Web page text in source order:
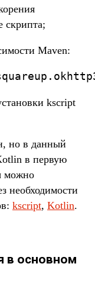
скрипта;
Maven:
kscript
но в данный
в первую
можно
необходимости
kscript, Kotlin.
в основном